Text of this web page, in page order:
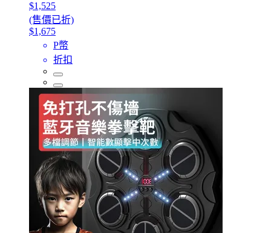
$1,525
(售價已折)
$1,675
P幣
折扣